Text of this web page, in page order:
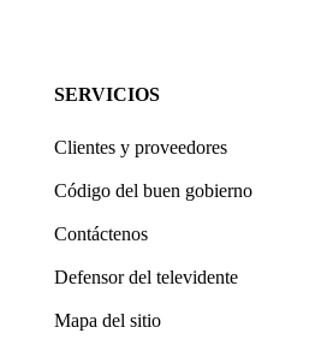
SERVICIOS
Clientes y proveedores
Código del buen gobierno
Contáctenos
Defensor del televidente
Mapa del sitio